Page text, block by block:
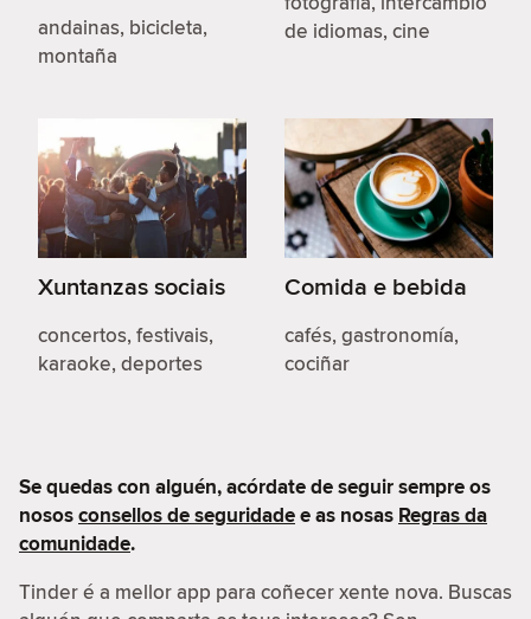
andainas, bicicleta,
montaña
de idiomas, cine
Xuntanzas sociais
concertos, festivais,
karaoke, deportes
Comida e bebida
cafés, gastronomía,
cociñar
Se quedas con alguén, acórdate de seguir sempre os
nososconsellos de seguridadee as nosas Regras da
comunidade.
Tinder é a mellor app para coñecer xente nova. Buscas